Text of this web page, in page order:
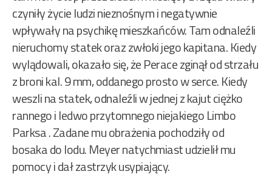
czyniły życie ludzi nieznośnym i negatywnie
wpływały na psychikę mieszkańców. Tam odnaleźli
nieruchomy statek oraz zwłoki jego kapitana. Kiedy
wylądowali, okazało się, że Perace zginął od strzału
z broni kal. 9 mm, oddanego prosto w serce. Kiedy
weszli na statek, odnaleźli w jednej z kajut ciężko
rannego i ledwo przytomnego niejakiego Limbo
Parksa . Zadane mu obrażenia pochodziły od
bosaka do lodu. Meyer natychmiast udzielił mu
pomocy i dał zastrzyk usypiający.